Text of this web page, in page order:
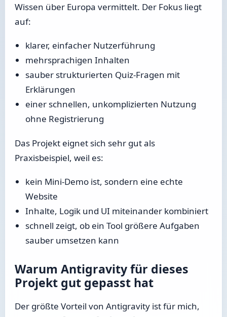
Wissen über Europa vermittelt. Der Fokus liegt
auf:
klarer, einfacher Nutzerführung
mehrsprachigen Inhalten
sauber strukturierten Quiz-Fragen mit
Erklärungen
einer schnellen, unkomplizierten Nutzung
ohne Registrierung
Das Projekt eignet sich sehr gut als
Praxisbeispiel, weil es:
kein Mini-Demo ist, sondern eine echte
Website
Inhalte, Logik und UI miteinander kombiniert
schnell zeigt, ob ein Tool größere Aufgaben
sauber umsetzen kann
Warum Antigravity für dieses
Projekt gut gepasst hat
Der größte Vorteil von Antigravity ist für mich,